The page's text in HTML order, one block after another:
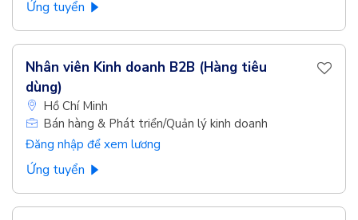
Ứng tuyển
Nhân viên Kinh doanh B2B (Hàng tiêu
dùng)
Hồ Chí Minh
Bán hàng & Phát triển/Quản lý kinh doanh
Đăng nhập để xem lương
Ứng tuyển